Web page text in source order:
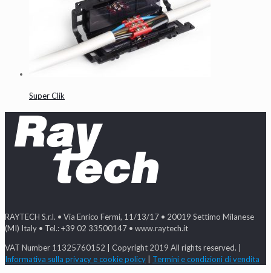
Super Clik
RAYTECH S.r.l. • Via Enrico Fermi, 11/13/17 • 20019 Settimo Milanese
(MI) Italy • Tel.: +39 02 33500147 • www.raytech.it
VAT Number 11325760152 | Copyright 2019 All rights reserved. |
Informativa sulla privacy e cookie policy
Termini e condizioni di vendita